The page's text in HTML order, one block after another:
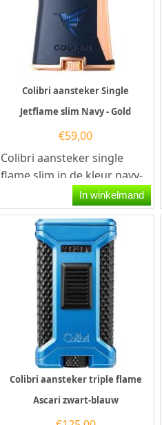
Colibri aansteker Single
Jetflame slim Navy - Gold
€59,00
Colibri aansteker single
flame slim in de kleur navy-
goud. Deze Colibri
aansteker heeft een...
In winkelmand
Colibri aansteker triple flame
Ascari zwart-blauw